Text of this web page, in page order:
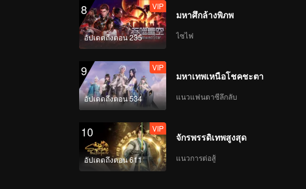
8
อัปเดตถึงตอน 235
VIP
มหาศึกล้างพิภพ
ไซไฟ
9
อัปเดตถึงตอน 534
VIP
มหาเทพเหนือโชคชะตา
แนวแฟนตาซีลึกลับ
10
อัปเดตถึงตอน 611
VIP
จักรพรรดิเทพสูงสุด
แนวการต่อสู้